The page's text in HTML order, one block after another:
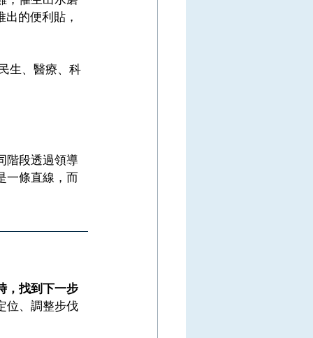
的便利貼，
生、醫療、科
階段透過領導
一條直線，而
，找到下一步
位、調整步伐